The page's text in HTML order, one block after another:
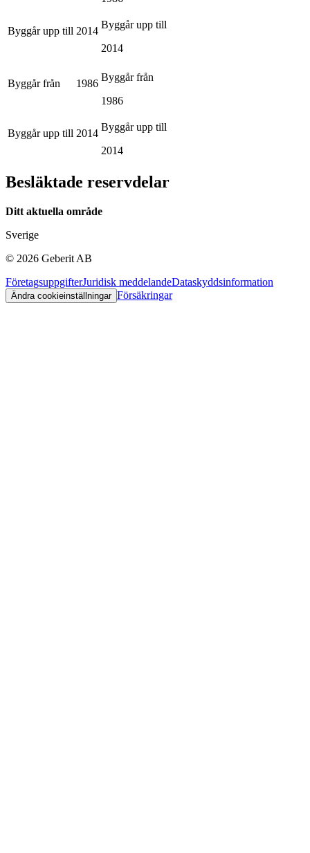
Byggår upp till 2014
Byggår upp till
2014
Byggår från 1986
Byggår från
1986
Byggår upp till 2014
Byggår upp till
2014
Besläktade reservdelar
Ditt aktuella område
Sverige
© 2026 Geberit AB
FöretagsuppgifterJuridisk meddelandeDataskyddsinformation
Ändra cookieinställningar Försäkringar